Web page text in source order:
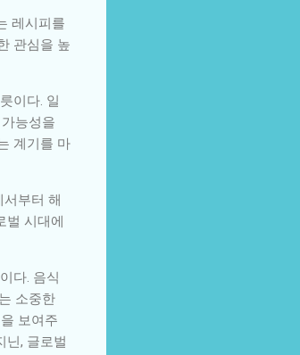
레시피를
관심을 높
능성을
계기를 마
부터 해
벌 시대에
다. 음식
소중한
보여주
닌, 글로벌